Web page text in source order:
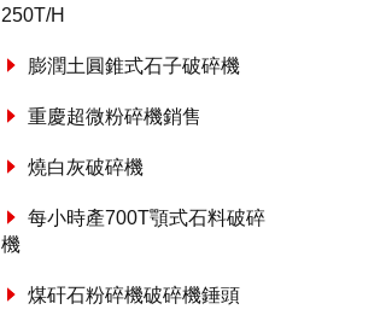
250T/H
膨潤土圓錐式石子破碎機
重慶超微粉碎機銷售
燒白灰破碎機
每小時產700T顎式石料破碎
機
煤矸石粉碎機破碎機錘頭